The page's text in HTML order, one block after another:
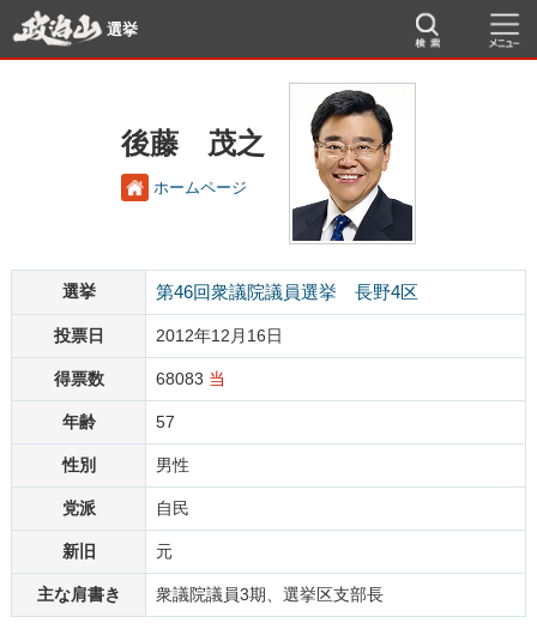
選挙
後藤 茂之
ホームページ
選挙 第46回衆議院議員選挙 長野4区
投票日 2012年12月16日
得票数 68083 当
年齢 57
性別 男性
党派 自民
新旧 元
主な肩書き 衆議院議員3期、選挙区支部長